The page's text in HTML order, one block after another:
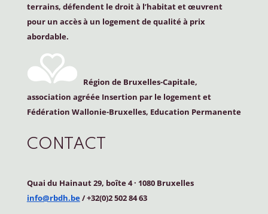
terrains, défendent le droit à l’habitat et œuvrent
pour un accès à un logement de qualité à prix
abordable.
Région de Bruxelles-Capitale,
association agréée Insertion par le logement et
Fédération Wallonie-Bruxelles, Education Permanente
CONTACT
Quai du Hainaut 29, boîte 4· 1080 Bruxelles
info@rbdh.be/ +32(0)2 502 84 63